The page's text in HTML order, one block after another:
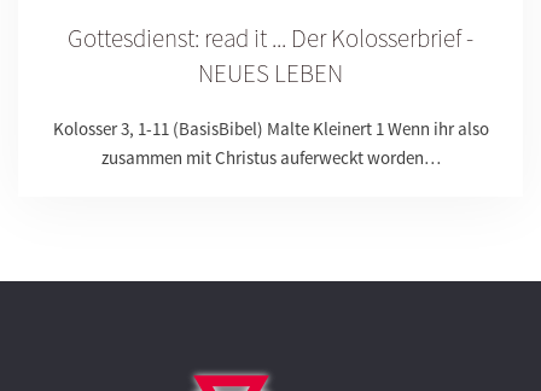
Gottesdienst: read it ... Der Kolosserbrief -
NEUES LEBEN
Kolosser 3, 1-11 (BasisBibel) Malte Kleinert 1 Wenn ihr also
zusammen mit Christus auferweckt worden…